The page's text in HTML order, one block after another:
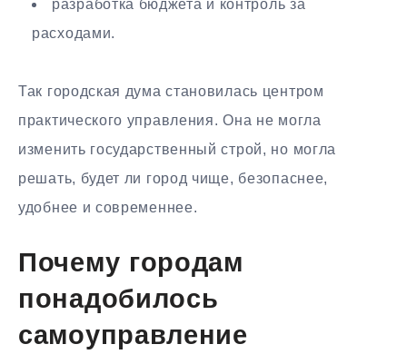
разработка бюджета и контроль за
расходами.
Так городская дума становилась центром
практического управления. Она не могла
изменить государственный строй, но могла
решать, будет ли город чище, безопаснее,
удобнее и современнее.
Почему городам
понадобилось
самоуправление